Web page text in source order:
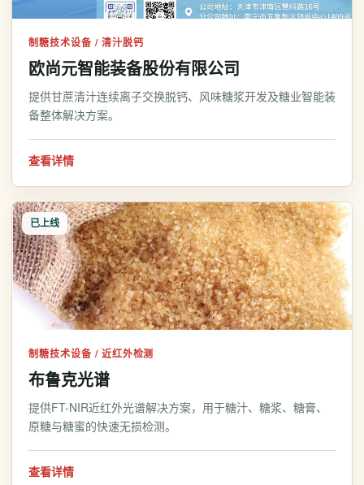
制糖技术设备 / 清汁脱钙
欧尚元智能装备股份有限公司
提供甘蔗清汁连续离子交换脱钙、风味糖浆开发及糖业智能装
备整体解决方案。
查看详情
已上线
制糖技术设备 / 近红外检测
布鲁克光谱
提供FT-NIR近红外光谱解决方案，用于糖汁、糖浆、糖膏、
原糖与糖蜜的快速无损检测。
查看详情